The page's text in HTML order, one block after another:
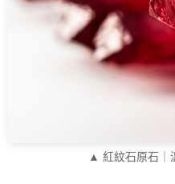
▲ 紅紋石原石｜